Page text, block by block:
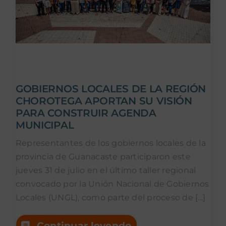
GOBIERNOS LOCALES DE LA REGIÓN
CHOROTEGA APORTAN SU VISIÓN
PARA CONSTRUIR AGENDA
MUNICIPAL
Representantes de los gobiernos locales de la
provincia de Guanacaste participaron este
jueves 31 de julio en el último taller regional
convocado por la Unión Nacional de Gobiernos
Locales (UNGL), como parte del proceso de [...]